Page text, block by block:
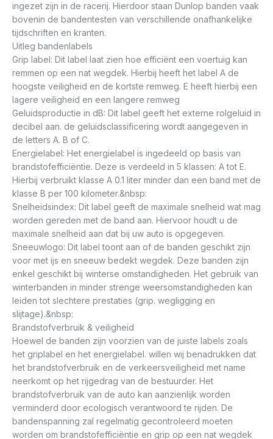
ingezet zijn in de racerij. Hierdoor staan Dunlop banden vaak
bovenin de bandentesten van verschillende onafhankelijke
tijdschriften en kranten.
Uitleg bandenlabels
Grip label: Dit label laat zien hoe efficiënt een voertuig kan
remmen op een nat wegdek. Hierbij heeft het label A de
hoogste veiligheid en de kortste remweg. E heeft hierbij een
lagere veiligheid en een langere remweg
Geluidsproductie in dB: Dit label geeft het externe rolgeluid in
decibel aan. de geluidsclassificering wordt aangegeven in
de letters A. B of C.
Energielabel: Het energielabel is ingedeeld op basis van
brandstofefficiëntie. Deze is verdeeld in 5 klassen: A tot E.
Hierbij verbruikt klasse A 0.1 liter minder dan een band met de
klasse B per 100 kilometer.&nbsp:
Snelheidsindex: Dit label geeft de maximale snelheid wat mag
worden gereden met de band aan. Hiervoor houdt u de
maximale snelheid aan dat bij uw auto is opgegeven.
Sneeuwlogo: Dit label toont aan of de banden geschikt zijn
voor met ijs en sneeuw bedekt wegdek. Deze banden zijn
enkel geschikt bij winterse omstandigheden. Het gebruik van
winterbanden in minder strenge weersomstandigheden kan
leiden tot slechtere prestaties (grip. wegligging en
slijtage).&nbsp:
Brandstofverbruik & veiligheid
Hoewel de banden zijn voorzien van de juiste labels zoals
het griplabel en het energielabel. willen wij benadrukken dat
het brandstofverbruik en de verkeersveiligheid met name
neerkomt op het rijgedrag van de bestuurder. Het
brandstofverbruik van de auto kan aanzienlijk worden
verminderd door ecologisch verantwoord te rijden. De
bandenspanning zal regelmatig gecontroleerd moeten
worden om brandstofefficiëntie en grip op een nat wegdek